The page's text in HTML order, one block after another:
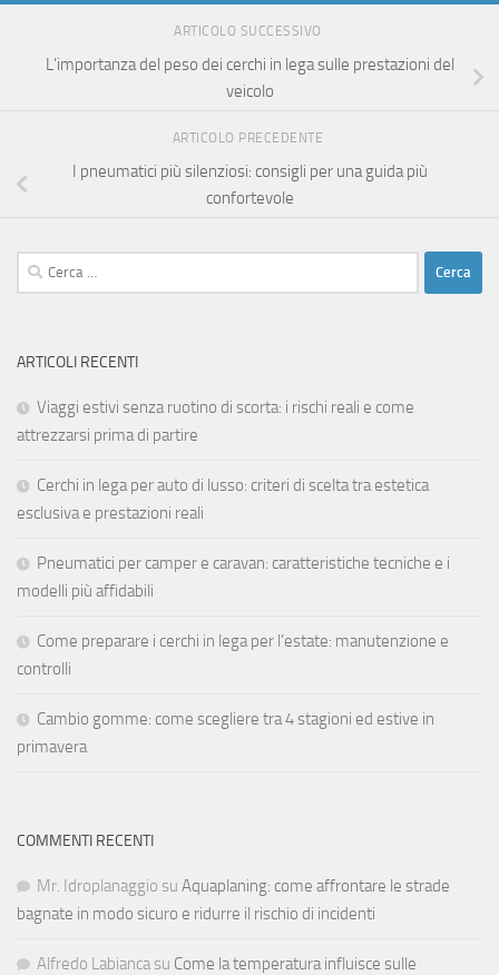
ARTICOLO SUCCESSIVO
L’importanza del peso dei cerchi in lega sulle prestazioni del
veicolo
ARTICOLO PRECEDENTE
I pneumatici più silenziosi: consigli per una guida più
confortevole
Ricerca
per:
ARTICOLI RECENTI
Viaggi estivi senza ruotino di scorta: i rischi reali e come
attrezzarsi prima di partire
Cerchi in lega per auto di lusso: criteri di scelta tra estetica
esclusiva e prestazioni reali
Pneumatici per camper e caravan: caratteristiche tecniche e i
modelli più affidabili
Come preparare i cerchi in lega per l’estate: manutenzione e
controlli
Cambio gomme: come scegliere tra 4 stagioni ed estive in
primavera
COMMENTI RECENTI
Mr. Idroplanaggio su Aquaplaning: come affrontare le strade
bagnate in modo sicuro e ridurre il rischio di incidenti
Alfredo Labianca su Come la temperatura influisce sulle